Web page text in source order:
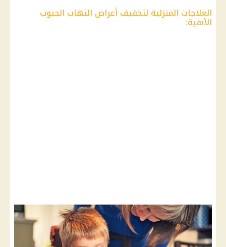
العلاجات المنزلية لتخفيف أعراض التهاب الجيوب
الأنفية: